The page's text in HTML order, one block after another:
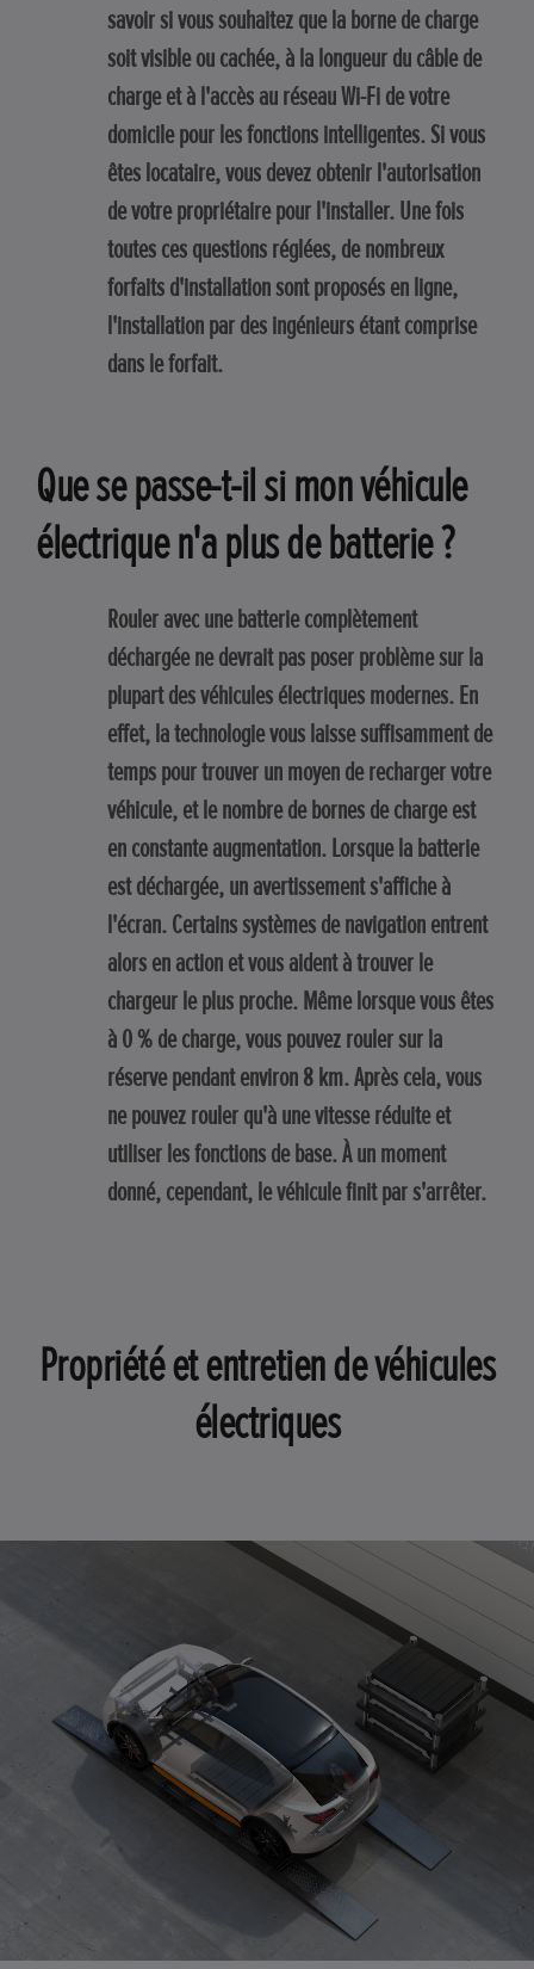
savoir si vous souhaitez que la borne de charge
soit visible ou cachée, à la longueur du câble de
charge et à l'accès au réseau Wi-Fi de votre
domicile pour les fonctions intelligentes. Si vous
êtes locataire, vous devez obtenir l'autorisation
de votre propriétaire pour l'installer. Une fois
toutes ces questions réglées, de nombreux
forfaits d'installation sont proposés en ligne,
l'installation par des ingénieurs étant comprise
dans le forfait.
Que se passe-t-il si mon véhicule
électrique n'a plus de batterie ?
Rouler avec une batterie complètement
déchargée ne devrait pas poser problème sur la
plupart des véhicules électriques modernes. En
effet, la technologie vous laisse suffisamment de
temps pour trouver un moyen de recharger votre
véhicule, et le nombre de bornes de charge est
en constante augmentation. Lorsque la batterie
est déchargée, un avertissement s'affiche à
l'écran. Certains systèmes de navigation entrent
alors en action et vous aident à trouver le
chargeur le plus proche. Même lorsque vous êtes
à 0 % de charge, vous pouvez rouler sur la
réserve pendant environ 8 km. Après cela, vous
ne pouvez rouler qu'à une vitesse réduite et
utiliser les fonctions de base. À un moment
donné, cependant, le véhicule finit par s'arrêter.
Propriété et entretien de véhicules
électriques